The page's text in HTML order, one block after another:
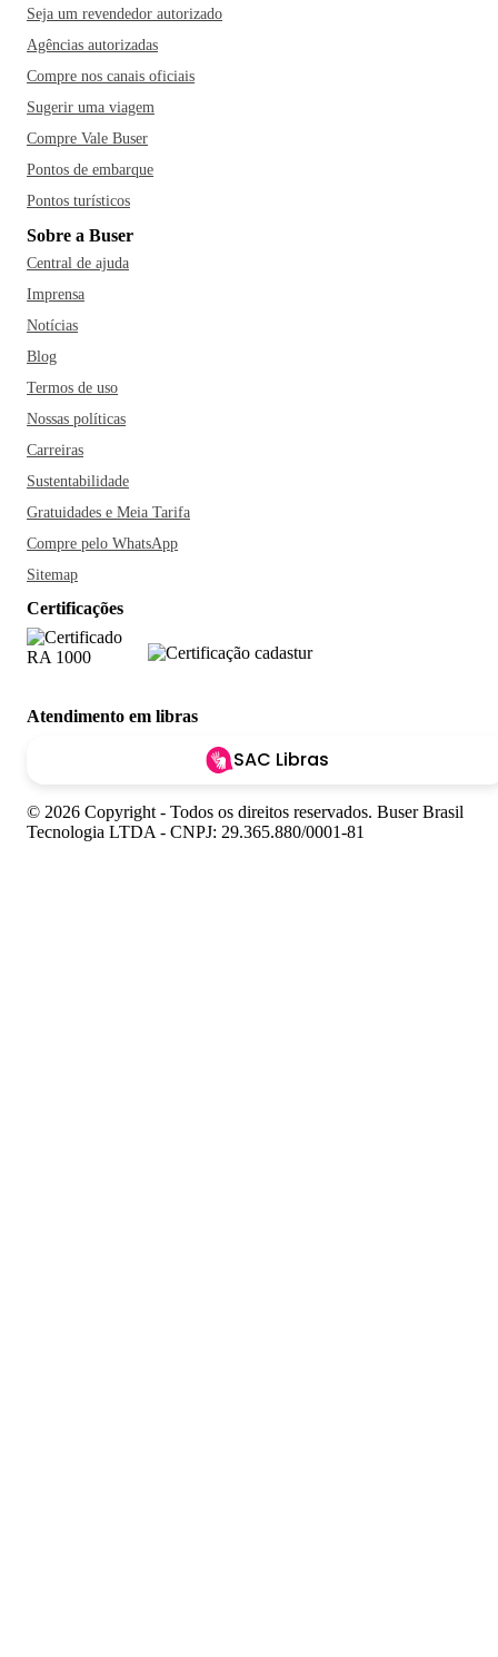
Seja um revendedor autorizado
Agências autorizadas
Compre nos canais oficiais
Sugerir uma viagem
Compre Vale Buser
Pontos de embarque
Pontos turísticos
Sobre a Buser
Central de ajuda
Imprensa
Notícias
Blog
Termos de uso
Nossas políticas
Carreiras
Sustentabilidade
Gratuidades e Meia Tarifa
Compre pelo WhatsApp
Sitemap
Certificações
Atendimento em libras
SAC Libras
© 2026 Copyright - Todos os direitos reservados. Buser Brasil
Tecnologia LTDA - CNPJ: 29.365.880/0001-81